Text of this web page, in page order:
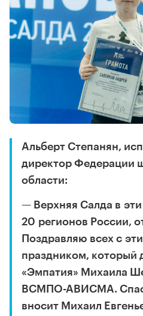
Альберт Степанян,
директор Федерации
области:
— Верхняя Салда в
20 регионов России,
Поздравляю всех с
праздником, который
«Эмпатия» Михаила
ВСМПО-АВИСМА.
вносит Михаил